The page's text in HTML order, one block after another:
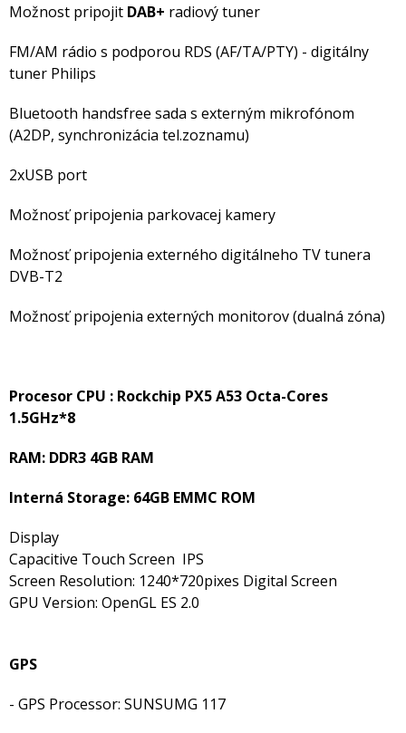
Možnost pripojit DAB+ radiový tuner
FM/AM rádio s podporou RDS (AF/TA/PTY) - digitálny
tuner Philips
Bluetooth handsfree sada s externým mikrofónom
(A2DP, synchronizácia tel.zoznamu)
2xUSB port
Možnosť pripojenia parkovacej kamery
Možnosť pripojenia externého digitálneho TV tunera
DVB-T2
Možnosť pripojenia externých monitorov (dualná zóna)
Procesor CPU : Rockchip PX5 A53 Octa-Cores
1.5GHz*8
RAM: DDR3 4GB RAM
Interná Storage: 64GB EMMC ROM
Display
Capacitive Touch Screen IPS
Screen Resolution: 1240*720pixes Digital Screen
GPU Version: OpenGL ES 2.0
GPS
- GPS Processor: SUNSUMG 117